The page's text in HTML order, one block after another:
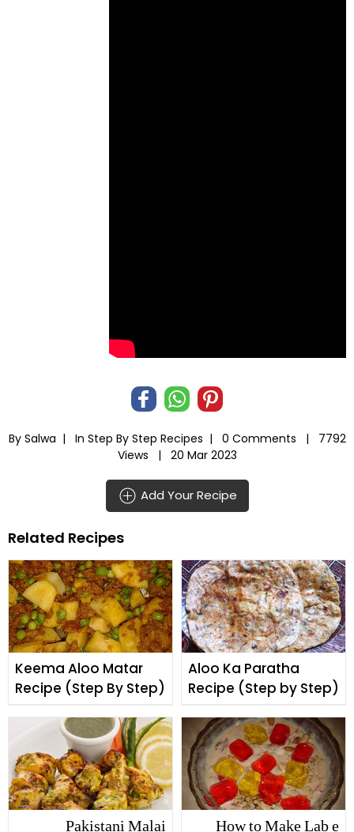
By Salwa | In Step By Step Recipes | 0 Comments |
7792
Views |
20 Mar 2023
Add Your Recipe
Related Recipes
Keema Aloo Matar
Recipe (Step By Step)
Aloo Ka Paratha
Recipe (Step by Step)